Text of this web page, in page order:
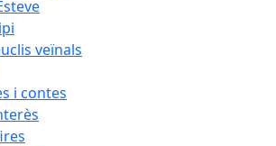
veïnals
i contes